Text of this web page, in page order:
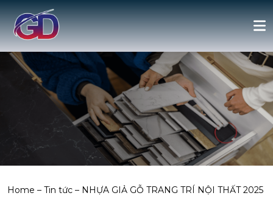
Home – Tin tức – NHỰA GIẢ GỖ TRANG TRÍ NỘI THẤT 2025